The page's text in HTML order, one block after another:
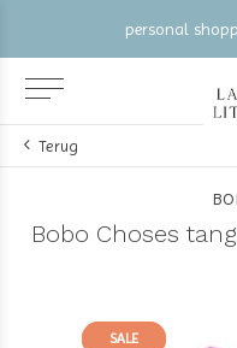
Terug
Bobo Choses
SALE
SALE